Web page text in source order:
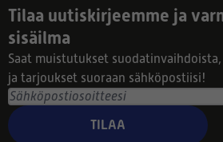
Tilaa uutiskirjeemme ja
sisäilma
Saat muistutukset
ja tarjoukset suoraan sähköpostiisi!
TILAA